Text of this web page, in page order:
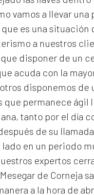
vamos a llevar una
que es una situación
a nuestros
disponer de un
acuda con la
disponemos de
que permanece ágil
tanto por el día
de su
lado en un periodo
expertos
de Corneja
a la hora de